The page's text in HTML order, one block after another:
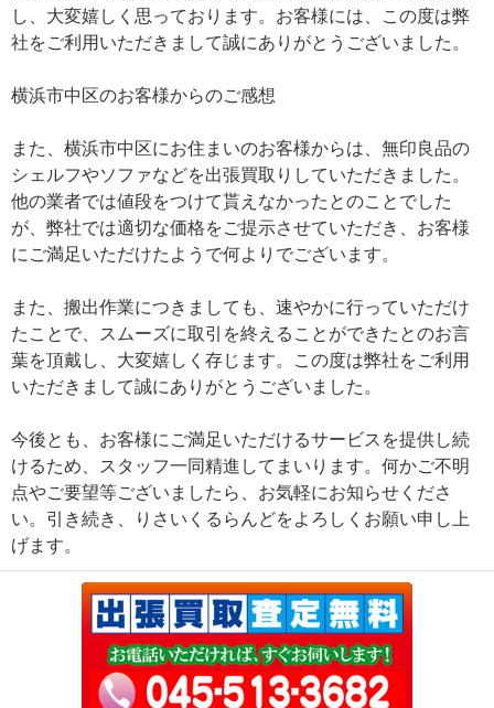
し、大変嬉しく思っております。お客様には、この度は弊
社をご利用いただきまして誠にありがとうございました。
横浜市中区のお客様からのご感想
また、横浜市中区にお住まいのお客様からは、無印良品の
シェルフやソファなどを出張買取りしていただきました。
他の業者では値段をつけて貰えなかったとのことでした
が、弊社では適切な価格をご提示させていただき、お客様
にご満足いただけたようで何よりでございます。
また、搬出作業につきましても、速やかに行っていただけ
たことで、スムーズに取引を終えることができたとのお言
葉を頂戴し、大変嬉しく存じます。この度は弊社をご利用
いただきまして誠にありがとうございました。
今後とも、お客様にご満足いただけるサービスを提供し続
けるため、スタッフ一同精進してまいります。何かご不明
点やご要望等ございましたら、お気軽にお知らせくださ
い。引き続き、りさいくるらんどをよろしくお願い申し上
げます。